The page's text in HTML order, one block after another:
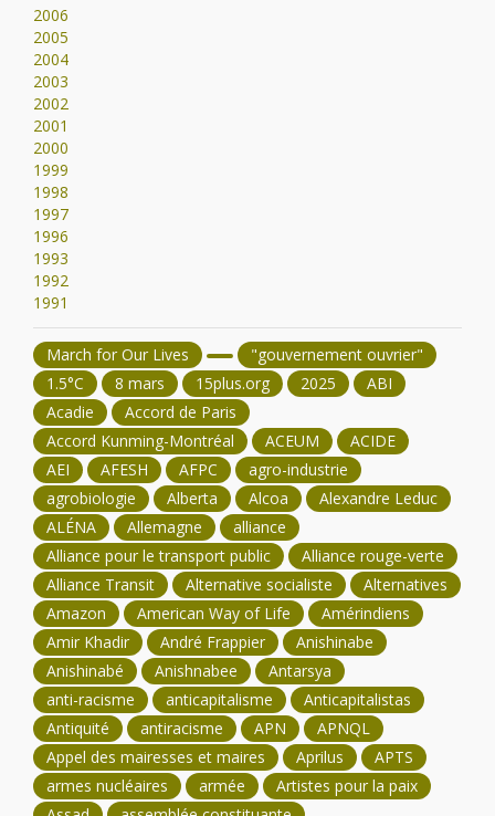
2006
2005
2004
2003
2002
2001
2000
1999
1998
1997
1996
1993
1992
1991
March for Our Lives
"gouvernement ouvrier"
1.5°C
8 mars 15plus.org 2025
ABI
Acadie
Accord de Paris
Accord Kunming-Montréal
ACEUM
ACIDE
AEI
AFESH AFPC
agro-industrie
agrobiologie
Alberta Alcoa
Alexandre Leduc
ALÉNA
Allemagne
alliance
Alliance pour le transport public
Alliance rouge-verte
Alliance Transit
Alternative socialiste
Alternatives
Amazon
American Way of Life
Amérindiens
Amir Khadir
André Frappier
Anishinabe
Anishinabé
Anishnabee
Antarsya
anti-racisme
anticapitalisme
Anticapitalistas
Antiquité
antiracisme APN
APNQL
Appel des mairesses et maires
Aprilus
APTS
armes nucléaires
armée
Artistes pour la paix